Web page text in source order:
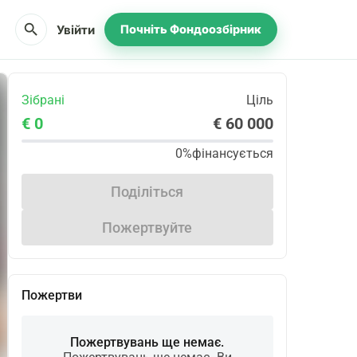
search Увійти Почніть Фондоозбірник
Зібрані Ціль
€ 0 € 60 000
0%фінансується
Поділіться
Пожертвуйте
Пожертви
Пожертвувань ще немає.